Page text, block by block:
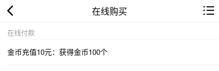
在线购买
在线付款
金币充值10元：获得金币100个